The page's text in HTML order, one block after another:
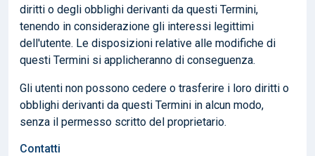
diritti o degli obblighi derivanti da questi Termini,
tenendo in considerazione gli interessi legittimi
dell'utente. Le disposizioni relative alle modifiche di
questi Termini si applicheranno di conseguenza.
Gli utenti non possono cedere o trasferire i loro diritti o
obblighi derivanti da questi Termini in alcun modo,
senza il permesso scritto del proprietario.
Contatti